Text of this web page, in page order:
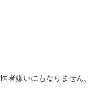
者嫌いにもなりません。